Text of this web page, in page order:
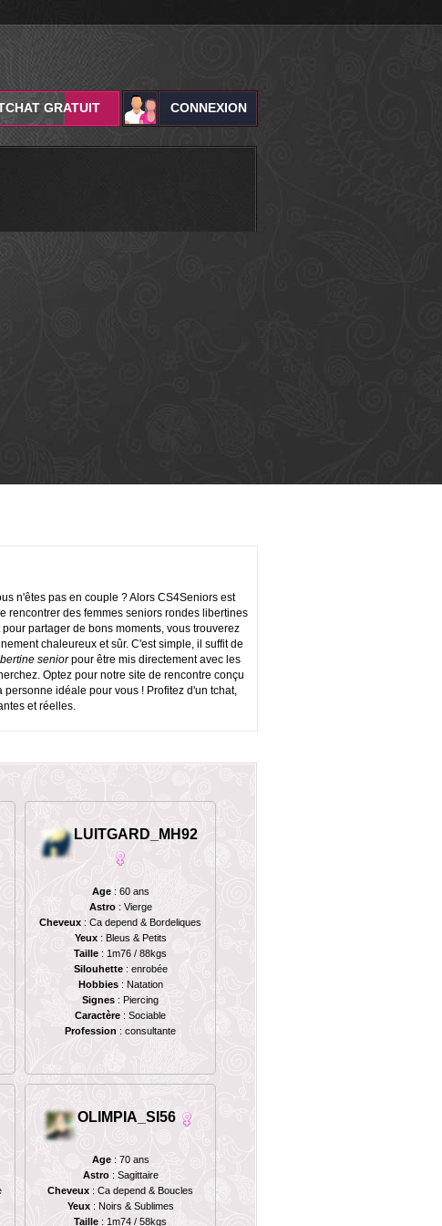
CONNEXION
GRATUIT
n'êtes pas en couple ? Alors CS4Seniors est
rencontrer des femmes seniors rondes libertines
partager de bons moments, vous trouverez
chaleureux et sûr. C'est simple, il suffit de
seniorpour être mis directement avec les
Optez pour notre site de rencontre conçu
idéale pour vous ! Profitez d'un tchat,
et réelles.
LUITGARD_MH92
Age: 60 ans
Astro: Vierge
Cheveux : Ca depend & Bordeliques
Yeux: Bleus & Petits
Taille : 1m76 / 88kgs
Silouhette: enrobée
Hobbies: Natation
Signes : Piercing
Caractère : Sociable
Profession : consultante
OLIMPIA_SI56
Age: 70 ans
Astro: Sagittaire
Cheveux : Ca depend & Boucles
Yeux: Noirs & Sublimes
Taille : 1m74 / 58kgs